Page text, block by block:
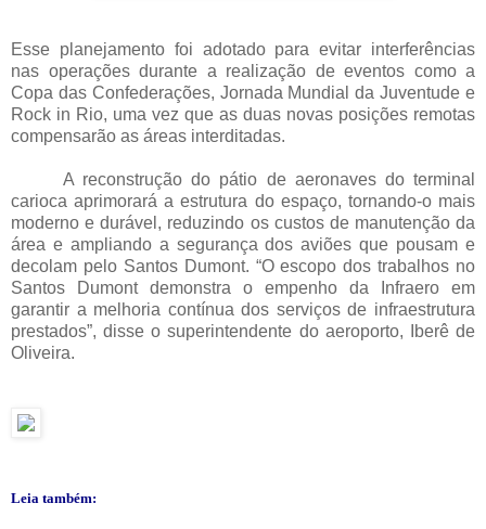
Esse planejamento foi adotado para evitar interferências
nas operações durante a realização de eventos como a
Copa das Confederações, Jornada Mundial da Juventude e
Rock in Rio, uma vez que as duas novas posições remotas
compensarão as áreas interditadas.
A reconstrução do pátio de aeronaves do terminal
carioca aprimorará a estrutura do espaço, tornando-o mais
moderno e durável, reduzindo os custos de manutenção da
área e ampliando a segurança dos aviões que pousam e
decolam pelo Santos Dumont. “O escopo dos trabalhos no
Santos Dumont demonstra o empenho da Infraero em
garantir a melhoria contínua dos serviços de infraestrutura
prestados”, disse o superintendente do aeroporto, Iberê de
Oliveira.
Leia também: